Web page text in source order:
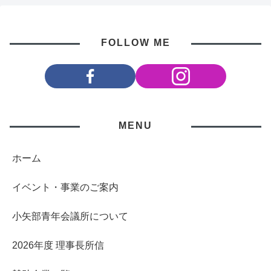
FOLLOW ME
MENU
ホーム
イベント・事業のご案内
小矢部青年会議所について
2026年度 理事長所信